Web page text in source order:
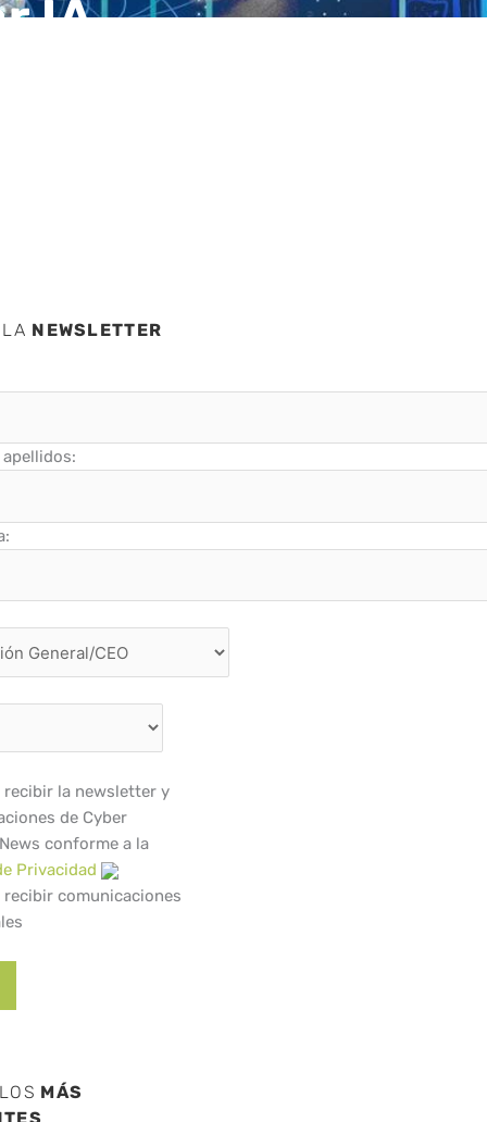
IA
NEWSLETTER
recibir la newsletter y
de Cyber
conforme a la
Privacidad
recibir comunicaciones
MÁS